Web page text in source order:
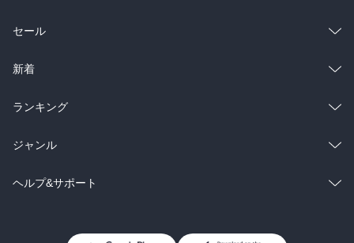
総合
ラノベ
雑誌・グラビア
BL・TL
セール
総合
ラノベ
雑誌・グラビア
BL・TL
新着
総合
ラノベ
雑誌・グラビア
ランキング
総合
ラノベ
ジャンル
コミック
ヘルプ&サポート